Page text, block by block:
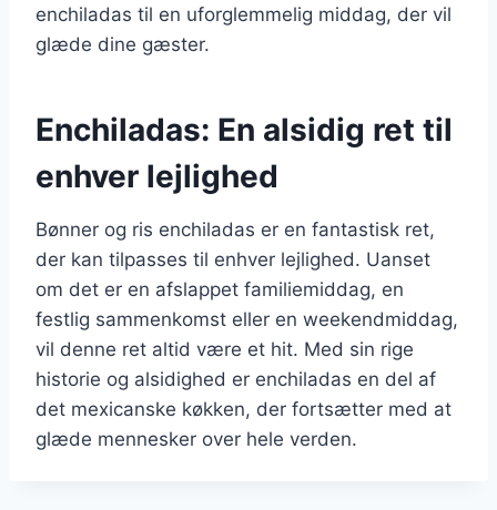
enchiladas til en uforglemmelig middag, der vil
glæde dine gæster.
Enchiladas: En alsidig ret til
enhver lejlighed
Bønner og ris enchiladas er en fantastisk ret,
der kan tilpasses til enhver lejlighed. Uanset
om det er en afslappet familiemiddag, en
festlig sammenkomst eller en weekendmiddag,
vil denne ret altid være et hit. Med sin rige
historie og alsidighed er enchiladas en del af
det mexicanske køkken, der fortsætter med at
glæde mennesker over hele verden.